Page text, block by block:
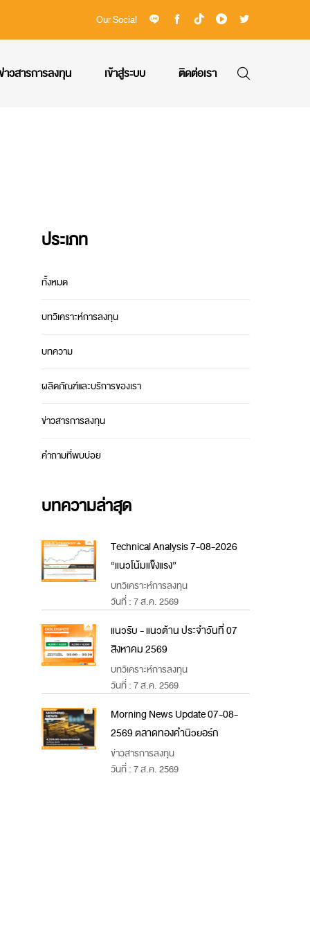
Our Social
าวสารการลงทุน เข้าสู่ระบบ ติดต่อเรา
ประเภท
ทั้งหมด
บทวิเคราะห์การลงทุน
บทความ
ผลิตภัณฑ์และบริการของเรา
ข่าวสารการลงทุน
คำถามที่พบบ่อย
บทความล่าสุด
Technical Analysis 7-08-2026
“แนวโน้มแข็งแรง”
บทวิเคราะห์การลงทุน
วันที่ : 7 ส.ค. 2569
แนวรับ - แนวต้าน ประจำวันที่ 07
สิงหาคม 2569
บทวิเคราะห์การลงทุน
วันที่ : 7 ส.ค. 2569
Morning News Update 07-08-
2569 ตลาดทองคำนิวยอร์ก
ข่าวสารการลงทุน
วันที่ : 7 ส.ค. 2569